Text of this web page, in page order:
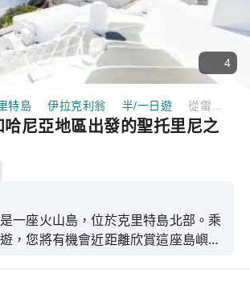
4
特島 伊拉克利翁 半/一日遊
尼亞地區出發的聖托里尼之
一座火山島，位於克里特島北部。乘
，您將有機會近距離欣賞這座島嶼的